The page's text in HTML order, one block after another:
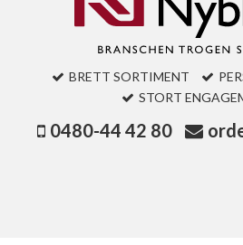
BRETT SORTIMENT
STORT
0480-44 42 80